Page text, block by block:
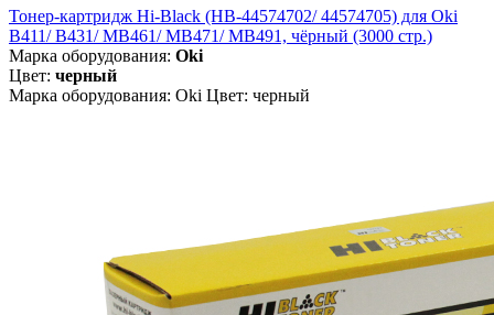
Тонер-картридж Hi-Black (HB-44574702/ 44574705) для Oki
B411/ B431/ MB461/ MB471/ MB491, чёрный (3000 стр.)
Марка оборудования: Oki
Цвет: черный
Марка оборудования: Oki Цвет: черный